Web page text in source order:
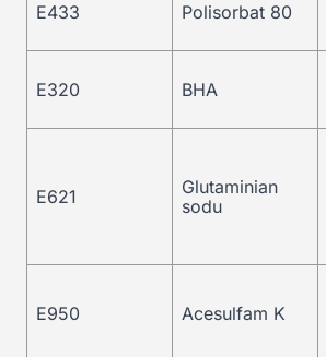
E433 Polisorbat 80
E320 BHA
E621
Glutaminian
sodu
E950 Acesulfam K